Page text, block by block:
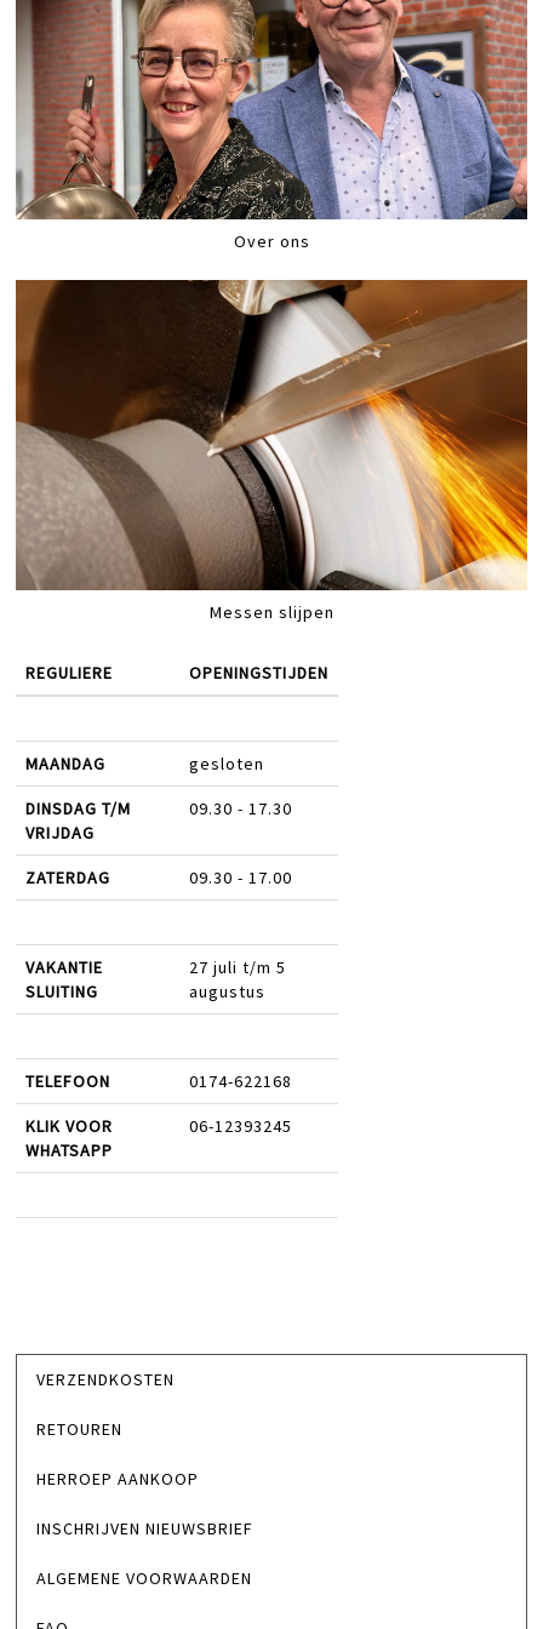
Over ons
Messen slijpen
REGULIERE OPENINGSTIJDEN
MAANDAG gesloten
DINSDAG T/M
VRIJDAG
09.30 - 17.30
ZATERDAG 09.30 - 17.00
VAKANTIE
SLUITING
27 juli t/m 5
augustus
TELEFOON 0174-622168
KLIK VOOR
WHATSAPP
06-12393245
VERZENDKOSTEN
RETOUREN
HERROEP AANKOOP
INSCHRIJVEN NIEUWSBRIEF
ALGEMENE VOORWAARDEN